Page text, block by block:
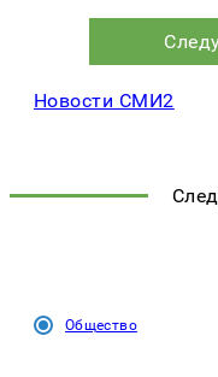
Новости СМИ2
Общество